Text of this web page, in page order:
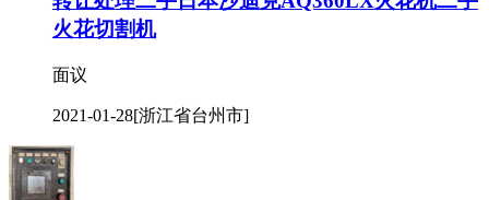
火花切割机
面议
2021-01-28[浙江省台州市]